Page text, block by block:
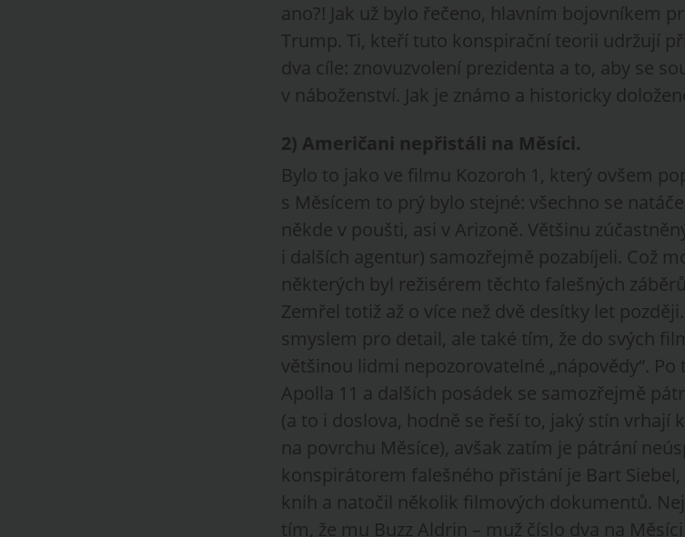
ano?! Jak už bylo řečeno, hlavním bojovníkem
Trump. Ti, kteří tuto konspirační teorii udržují
dva cíle: znovuzvolení prezidenta a to, aby se
v náboženství. Jak je známo a historicky
2) Američani nepřistáli na Měsíci.
Bylo to jako ve filmu Kozoroh 1, který ovšem
s Měsícem to prý bylo stejné: všechno se
někde v poušti, asi v Arizoně. Většinu
i dalších agentur) samozřejmě pozabíjeli. Což
některých byl režisérem těchto falešných
Zemřel totiž až o více než dvě desítky let
smyslem pro detail, ale také tím, že do svých
většinou lidmi nepozorovatelné „nápovědy“.
Apolla 11 a dalších posádek se samozřejmě
(a to i doslova, hodně se řeší to, jaký stín vrhají
na povrchu Měsíce), avšak zatím je pátrání
konspirátorem falešného přistání je Bart
knih a natočil několik filmových dokumentů.
tím, že mu Buzz Aldrin – muž číslo dva na